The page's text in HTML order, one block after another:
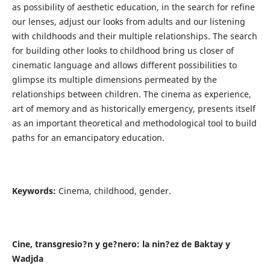
as possibility of aesthetic education, in the search for refine
our lenses, adjust our looks from adults and our listening
with childhoods and their multiple relationships. The search
for building other looks to childhood bring us closer of
cinematic language and allows different possibilities to
glimpse its multiple dimensions permeated by the
relationships between children. The cinema as experience,
art of memory and as historically emergency, presents itself
as an important theoretical and methodological tool to build
paths for an emancipatory education.
Keywords: Cinema, childhood, gender.
Cine, transgresio?n y ge?nero: la nin?ez de Baktay y
Wadjda